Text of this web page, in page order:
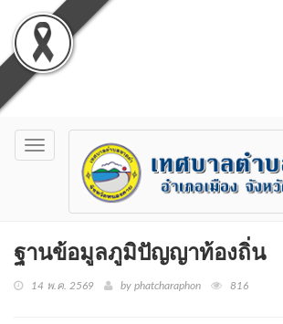
Toggle
navigation
ฐานข้อมูลภูมิปัญญาท้องถิ่น
14 พ.ค. 2569 by phatcharaphon 816